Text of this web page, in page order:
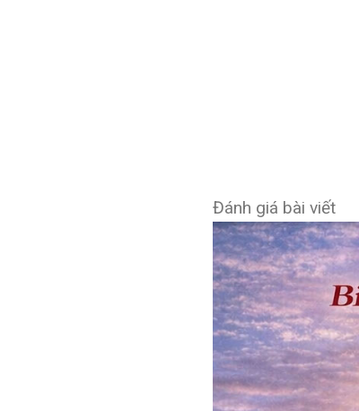
Đánh giá bài viết